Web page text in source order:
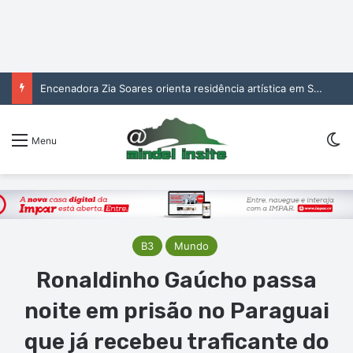
Encenadora Zia Soares orienta residência artística em São Vicente
Menu
B3 Mundo
Ronaldinho Gaúcho passa
noite em prisão no Paraguai
que já recebeu traficante do